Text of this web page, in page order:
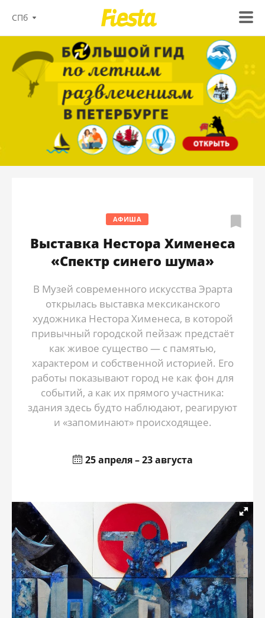
СПб
АФИША
Выставка Нестора Хименеса
«Спектр синего шума»
В Музей современного искусства Эрарта
открылась выставка мексиканского
художника Нестора Хименеса, в которой
привычный городской пейзаж предстаёт
как живое существо — с памятью,
характером и собственной историей. Его
работы показывают город не как фон для
событий, а как их прямого участника:
здания здесь будто наблюдают, реагируют
и «запоминают» происходящее.
25 апреля – 23 августа